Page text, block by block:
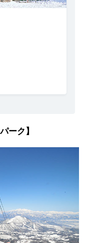
ーク】